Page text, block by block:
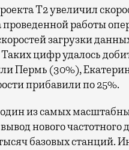
Т2 увеличил
проведенной работы
загрузки
цифр удалось
Пермь (30%),
прибавили по 25%.
из самых
нового частотного
базовых станций.